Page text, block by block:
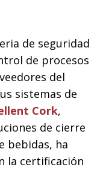
de seguridad
de procesos
del
sistemas de
Cork,
de cierre
bebidas, ha
la certificación